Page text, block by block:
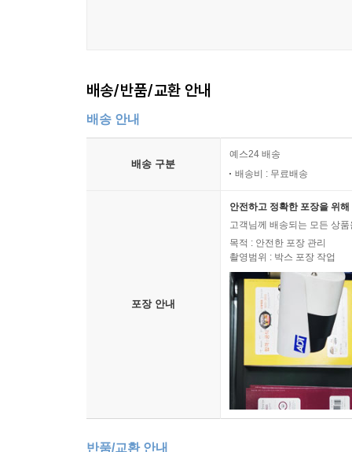
배송/반품/교환 안내
배송 안내
배송 구분
예스24 배송
배송비 : 무료배송
포장 안내
안전하고 정확한 포장을 위
고객님께 배송되는 모든 상
목적 : 안전한 포장 관리
촬영범위 : 박스 포장 작업
반품/교환 안내